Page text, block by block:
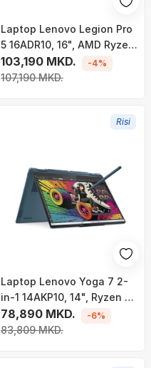
Laptop Lenovo Legion Pro
5 16ADR10, 16", AMD Ryzen
7 8745HX, 32GB RAM, 1TB
SSD, NVIDIA GeForce RTX
103,190 MKD.
107,190 MKD.
-4%
Risi
Laptop Lenovo Yoga 7 2-
in-1 14AKP10, 14", Ryzen AI
5 340, 16GB, 512GB, i kaltër
78,890 MKD.
83,809 MKD.
-6%